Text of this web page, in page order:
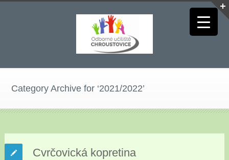
Category Archive for ‘2021/2022’
Cvrčovická kopretina